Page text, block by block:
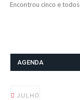
Encontrou cinco e
AGENDA
JULHO